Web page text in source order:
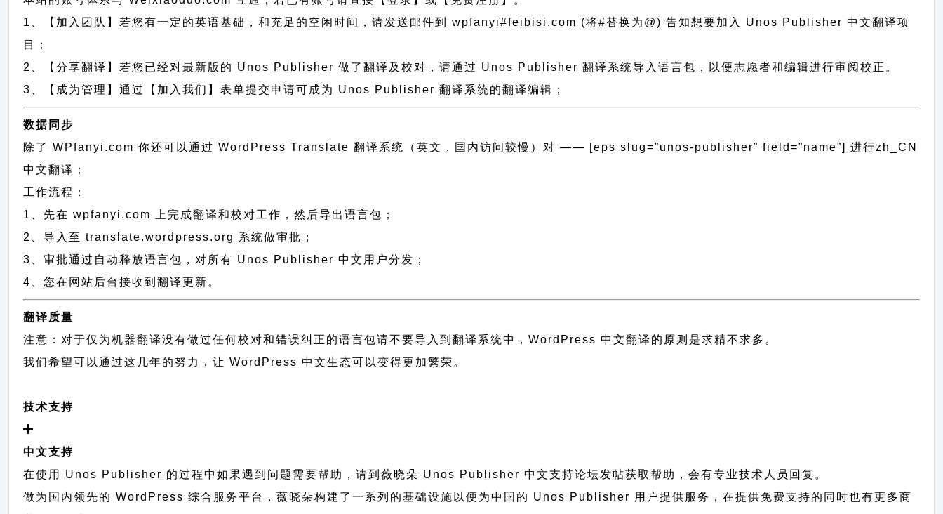
1、【加入团队】若您有一定的英语基础，和充足的空闲时间，请发送邮件到 wpfanyi#feibisi.com (将#替换为@) 告知想要加入 Unos Publisher 中文翻译项
目；
2、【分享翻译】若您已经对最新版的 Unos Publisher 做了翻译及校对，请通过 Unos Publisher 翻译系统导入语言包，以便志愿者和编辑进行审阅校正。
3、【成为管理】通过【加入我们】表单提交申请可成为 Unos Publisher 翻译系统的翻译编辑；
数据同步
除了 WPfanyi.com 你还可以通过WordPress Translate 翻译系统（英文，国内访问较慢）对 —— [eps slug=”unos-publisher” field=”name”]进行zh_CN
中文翻译；
工作流程：
1、先在 wpfanyi.com 上完成翻译和校对工作，然后导出语言包；
2、导入至 translate.wordpress.org 系统做审批；
3、审批通过自动释放语言包，对所有 Unos Publisher 中文用户分发；
4、您在网站后台接收到翻译更新。
翻译质量
注意：对于仅为机器翻译没有做过任何校对和错误纠正的语言包请不要导入到翻译系统中，WordPress 中文翻译的原则 是求精不求多。
我们希望可以通过这几年的努力，让 WordPress 中文生态可以变得更加繁荣。
技术支持
中文支持
在使用 Unos Publisher 的过程中如果遇到问题需要帮助，请到薇晓朵 Unos Publisher 中文支持论坛发帖获取帮助，会有专业技术人员回复。
做为国内领先的 WordPress 综合服务平台，薇晓朵构建了一系列的基础设施以便为中国的 Unos Publisher 用户提供服务，在提供免费支持的同时也有更多商